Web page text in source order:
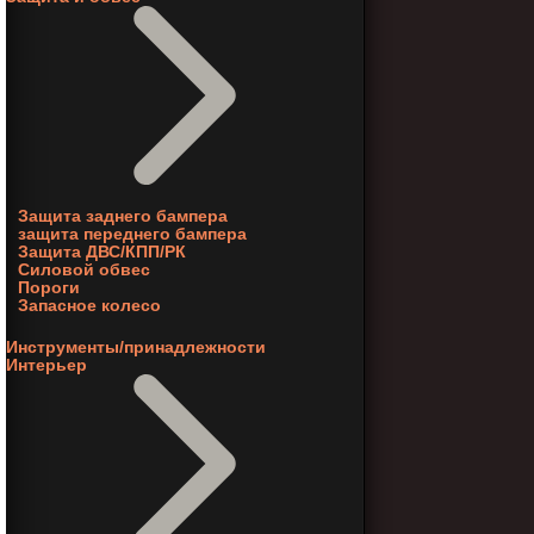
Защита заднего бампера
защита переднего бампера
Защита ДВС/КПП/РК
Силовой обвес
Пороги
Запасное колесо
Инструменты/принадлежности
Интерьер